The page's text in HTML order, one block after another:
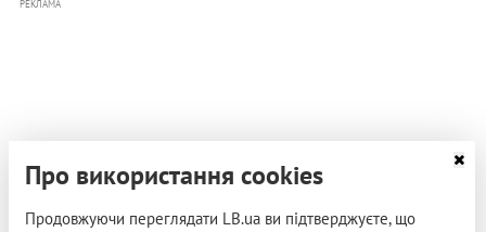
РЕКЛАМА
Про використання cookies
Продовжуючи переглядати LB.ua ви підтверджуєте, що